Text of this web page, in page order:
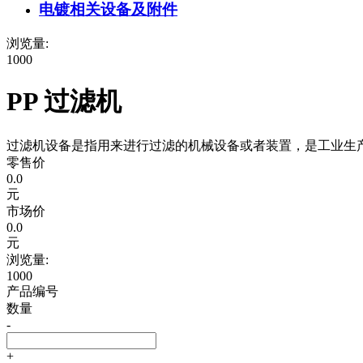
电镀相关设备及附件
浏览量:
1000
PP 过滤机
过滤机设备是指用来进行过滤的机械设备或者装置，是工业生
零售价
0.0
元
市场价
0.0
元
浏览量:
1000
产品编号
数量
-
+